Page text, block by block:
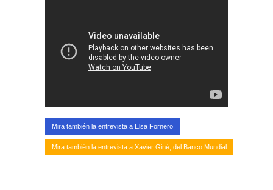
Mira también la entrevista a Elsa Fornero
Mira también la entrevista a Xavier Giné, del Banco Mundial